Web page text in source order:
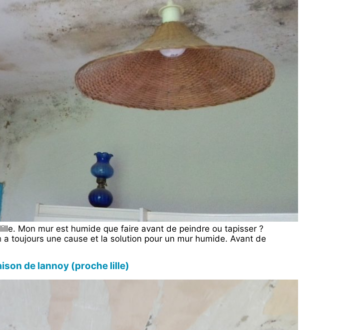
Mon mur est humide que faire avant de peindre ou tapisser ?
toujours une cause et la solution pour un mur humide. Avant de
de lannoy (proche lille)